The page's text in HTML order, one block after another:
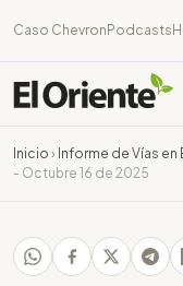
Caso Chevron Podcasts
Inicio › Informe de Vías en
- Octubre 16 de 2025